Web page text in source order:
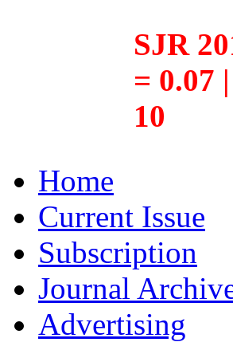
SJR
= 0.07
10
Home
Current Issue
Subscription
Journal
Advertising